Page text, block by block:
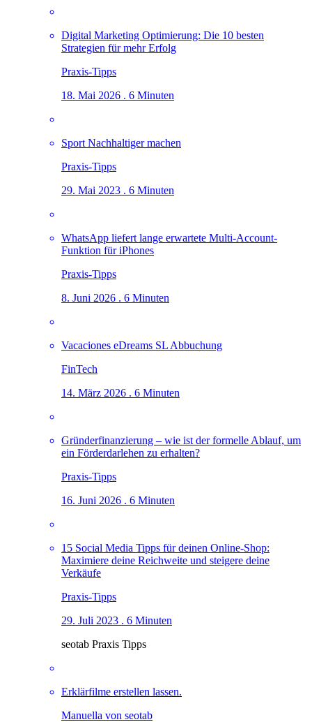
Digital Marketing Optimierung: Die 10 besten
Strategien für mehr Erfolg
Praxis-Tipps
18. Mai 2026 . 6 Minuten
Sport Nachhaltiger machen
Praxis-Tipps
29. Mai 2023 . 6 Minuten
WhatsApp liefert lange erwartete Multi-Account-
Funktion für iPhones
Praxis-Tipps
8. Juni 2026 . 6 Minuten
Vacaciones eDreams SL Abbuchung
FinTech
14. März 2026 . 6 Minuten
Gründerfinanzierung – wie ist der formelle Ablauf, um
ein Förderdarlehen zu erhalten?
Praxis-Tipps
16. Juni 2026 . 6 Minuten
15 Social Media Tipps für deinen Online-Shop:
Maximiere deine Reichweite und steigere deine
Verkäufe
Praxis-Tipps
29. Juli 2023 . 6 Minuten
seotab Praxis Tipps
Erklärfilme erstellen lassen.
Manuella von seotab